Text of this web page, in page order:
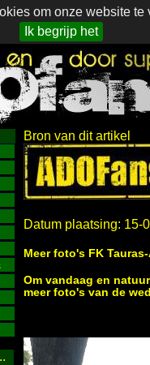
om onze website te
Ik begrijp het
Bron van dit artikel
Datum plaatsing: 15-
Meer foto's FK
Om vandaag en
meer foto's van de